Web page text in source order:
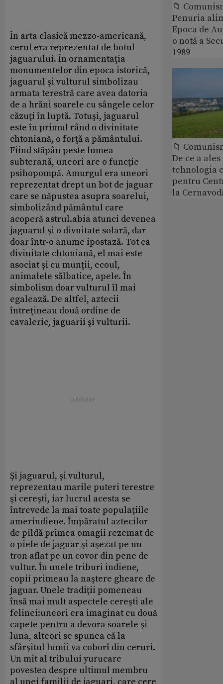
În arta clasică mezzo-americană,
cerul era reprezentat de botul
jaguarului. În ornamentaţia
monumentelor din epoca istorică,
jaguarul şi vulturul simbolizau
armata terestră care avea datoria
de a hrăni soarele cu sângele celor
căzuţi în luptă. Totuşi, jaguarul
este în primul rând o divinitate
chtoniană, o forţă a pământului.
Fiind stăpân peste lumea
subterană, uneori are o funcţie
psihopompă. Amurgul era uneori
reprezentat drept un bot de jaguar
care se năpustea asupra soarelui,
simbolizând pământul care
acoperă astrul.abia atunci devenea
jaguarul şi o divnitate solară, dar
doar într-o anume ipostază. Tot ca
divinitate chtoniană, el mai este
asociat şi cu munţii, ecoul,
animalele sălbatice, apele. În
simbolism doar vulturul îl mai
egalează. De altfel, aztecii
întreţineau două ordine de
cavalerie, jaguarii şi vulturii.
Şi jaguarul, şi vulturul,
reprezentau marile puteri terestre
şi cereşti, iar lucrul acesta se
întrevede la mai toate populaţiile
amerindiene. Împăratul aztecilor
de pildă primea omagii rezemat de
o piele de jaguar şi aşezat pe un
tron aflat pe un covor din pene de
vultur. În unele triburi indiene,
copii primeau la naştere gheare de
jaguar. Unele tradiţii pomeneau
însă mai mult aspectele cereşti ale
felinei:uneori era imaginat cu două
capete pentru a devora soarele şi
luna, alteori se spunea că la
sfârşitul lumii va coborî din ceruri.
Un mit al tribului yurucare
povestea despre ultimul membru
al unei familii de jaguari, care cere
📁
Penuria
Epoca de
o notă a
1989
📁
De ce a
tehnologia
pentru
la